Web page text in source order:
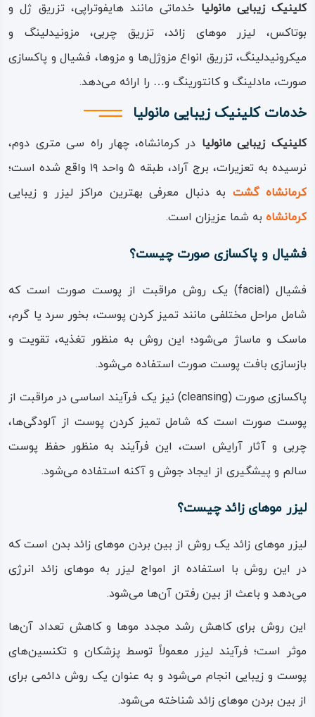
کلینیک زیبایی مانولیا خدماتی مانند هایفوتراپی، تزریق ژل و
بوتاکس، لیزر موهای زائد، تزریق چربی، مزونیدلینگ و
میکرونیدلینگ، تزریق انواع مزوژل‌ها و مزوها، فشیال و پاکسازی
صورت، مادلینگ و کانتورینگ و… را ارائه می‌دهد.
خدمات کلینیک زیبایی مانولیا
کلینیک زیبایی مانولیا در کرمانشاه، چهار راه سی متری دوم،
نرسیده به تعزیرات، برج آراد، طبقه ۵ واحد ۱۹ واقع شده است؛
کرمانشاه گشت به دنبال معرفی بهترین مراکز لیزر و زیبایی
کرمانشاه به شما عزیزان است.
فشیال و پاکسازی صورت چیست؟
فشیال (facial) یک روش مراقبت از پوست صورت است که
شامل مراحل مختلفی مانند تمیز کردن پوست، بخور سرد یا گرم،
ماسک و ماساژ می‌شود؛ این روش به منظور تغذیه، تقویت و
بازسازی بافت پوست صورت استفاده می‌شود.
پاکسازی صورت (cleansing) نیز یک فرآیند اساسی در مراقبت از
پوست صورت است که شامل تمیز کردن پوست از آلودگی‌ها،
چربی و آثار آرایش است، این فرآیند به منظور حفظ پوست
سالم و پیشگیری از ایجاد جوش و آکنه استفاده می‌شود.
لیزر موهای زائد چیست؟
لیزر موهای زائد یک روش از بین بردن موهای زائد بدن است که
در این روش با استفاده از امواج لیزر به موهای زائد انرژی
می‌دهد و باعث از بین رفتن آن‌ها می‌شود.
این روش برای کاهش رشد مجدد موها و کاهش تعداد آن‌ها
موثر است؛ فرآیند لیزر معمولاً توسط پزشکان و تکنسین‌های
پوست و زیبایی انجام می‌شود و به عنوان یک روش دائمی برای
از بین بردن موهای زائد شناخته می‌شود.